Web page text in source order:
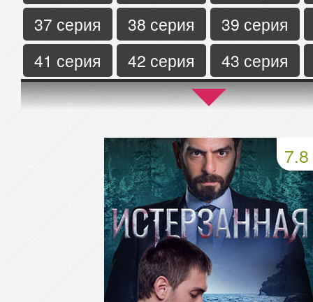
37 серия
38 серия
39 серия
41 серия
42 серия
43 серия
45 серия
46 серия
47 серия
50 серия
51 серия
54 серия
55 серия
58 серия
59 серия
62 серия
63 серия
66 серия
67 серия
7.8